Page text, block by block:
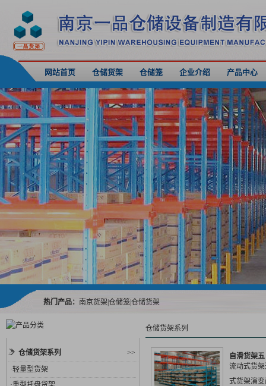
网站首页 仓储货架 仓储笼 企业介绍 产品中心
热门产品： 南京货架 仓储笼仓储货架
>>
仓储货架系列
·轻量型货架
仓储货架系列
自滑货架五
流动式货
式货架演